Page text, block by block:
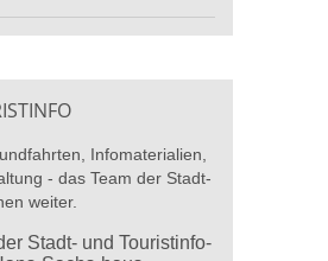
Infomaterialien,
- das Team der Stadt-
weiter.